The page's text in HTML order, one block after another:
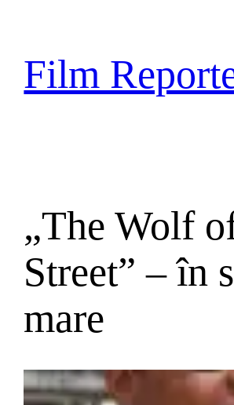
conținut
Film
„The Wolf
Street” – în
mare